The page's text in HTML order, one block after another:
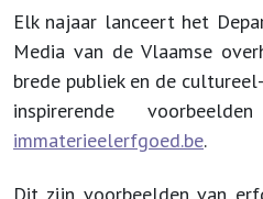
Elk najaar lanceert het
Media van de Vlaamse
brede publiek en de
inspirerende
immaterieelerfgoed.be.